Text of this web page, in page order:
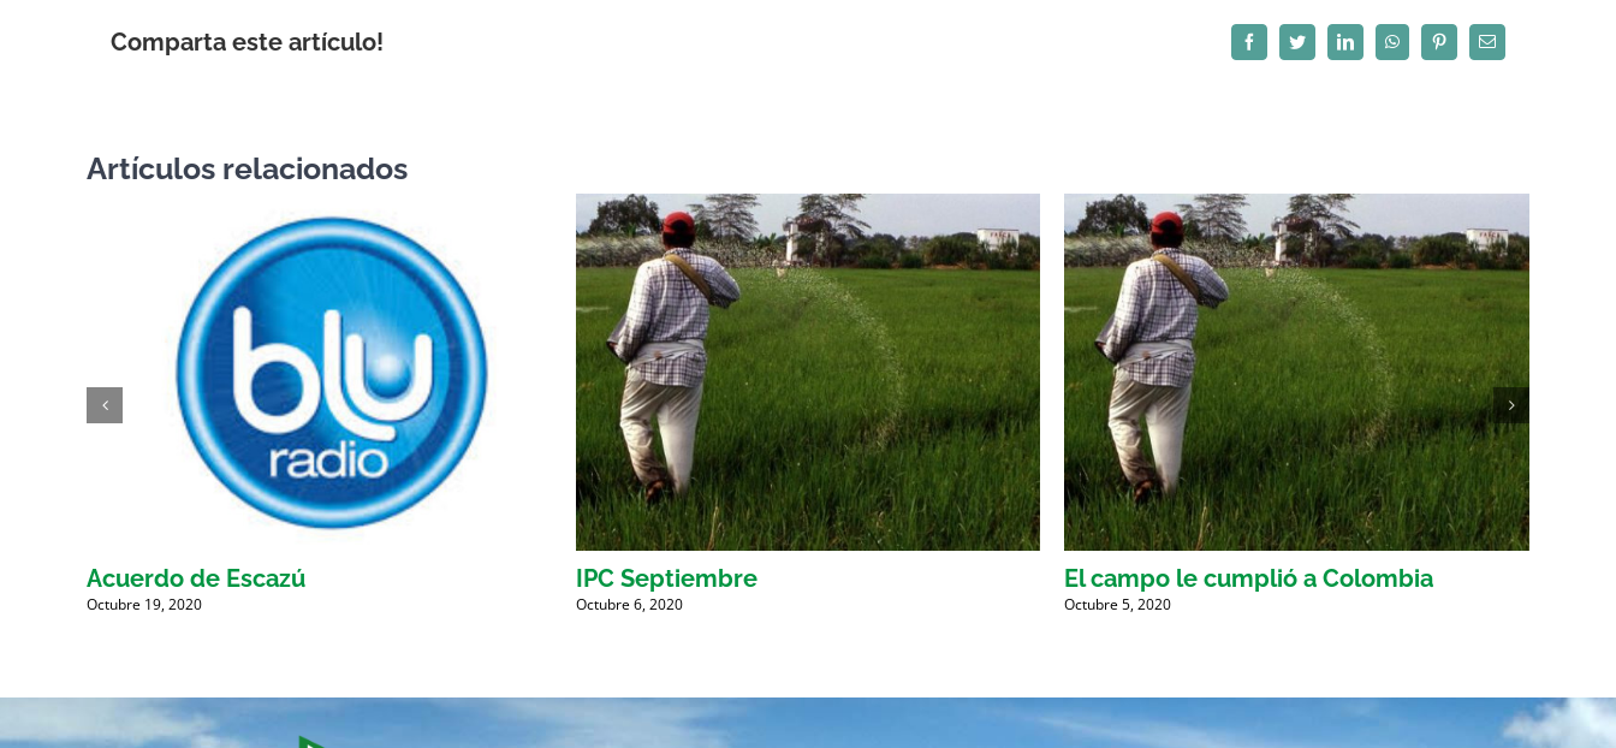
Comparta este artículo! FacebookTwitterLinkedInWhatsAppPinterestCorreo
electrónico
Artículos relacionados
Acuerdo de Escazú
Octubre 19, 2020
IPC Septiembre
Octubre 6, 2020
El campo le cumplió a Colombia
Octubre 5, 2020